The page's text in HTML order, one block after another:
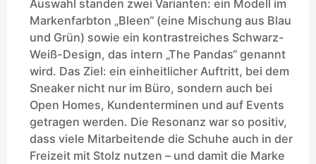
Auswahl standen zwei Varianten: ein Modell im
Markenfarbton „Bleen“ (eine Mischung aus Blau
und Grün) sowie ein kontrastreiches Schwarz-
Weiß-Design, das intern „The Pandas“ genannt
wird. Das Ziel: ein einheitlicher Auftritt, bei dem
Sneaker nicht nur im Büro, sondern auch bei
Open Homes, Kundenterminen und auf Events
getragen werden. Die Resonanz war so positiv,
dass viele Mitarbeitende die Schuhe auch in der
Freizeit mit Stolz nutzen – und damit die Marke